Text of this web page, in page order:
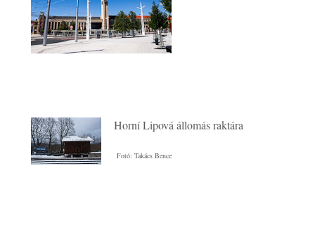
Horní Lipová állomás raktára
Fotó: Takács Bence